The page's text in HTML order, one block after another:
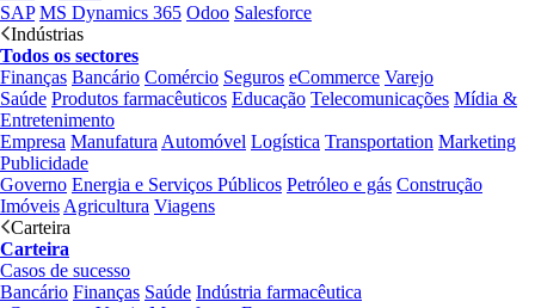
SAP MS Dynamics 365 Odoo Salesforce
Indústrias
Todos os sectores
Finanças Bancário Comércio Seguros eCommerce Varejo
Saúde Produtos farmacêuticos Educação Telecomunicações Mídia &
Entretenimento
Empresa Manufatura Automóvel Logística Transportation Marketing
Publicidade
Governo Energia e Serviços Públicos Petróleo e gás Construção
Imóveis Agricultura Viagens
Carteira
Carteira
Casos de sucesso
Bancário Finanças Saúde Indústria farmacêutica